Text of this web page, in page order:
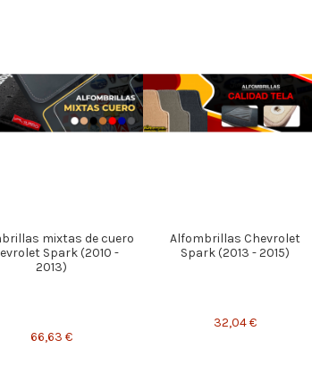
mixtas de cuero
Spark (2010 -
2013)
66,63 €
Alfombrillas Chevrolet
Spark (2013 - 2015)
32,04 €